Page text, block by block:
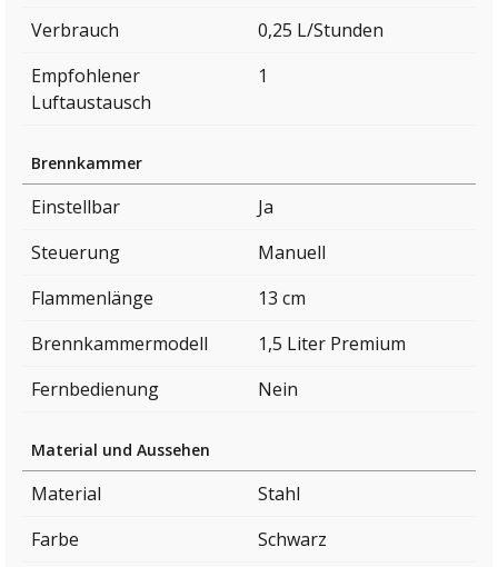
Verbrauch
0,25 L/Stunden
Empfohlener
Luftaustausch
1
Brennkammer
Einstellbar
Ja
Steuerung
Manuell
Flammenlänge
13 cm
Brennkammermodell
1,5 Liter Premium
Fernbedienung
Nein
Material und Aussehen
Material
Stahl
Farbe
Schwarz